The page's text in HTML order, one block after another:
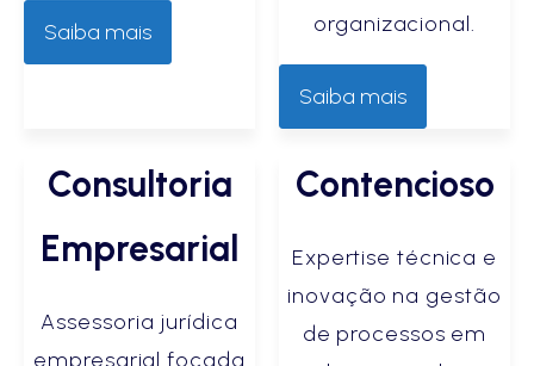
Saiba mais
organizacional.
Saiba mais
Consultoria
Empresarial
Assessoria jurídica
empresarial focada
Contencioso
Expertise técnica e
inovação na gestão
de processos em